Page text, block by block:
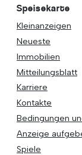
Speisekarte
Kleinanzeigen
Neueste
Immobilien
Mitteilungsblatt
Karriere
Kontakte
Bedingungen
Anzeige
Spiele